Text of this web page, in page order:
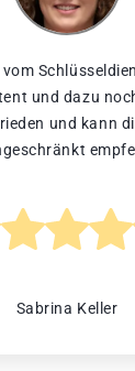
vom
und dazu
und kann
Sabrina Keller